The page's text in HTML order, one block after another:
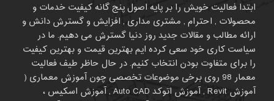
ابتدا فعالیت خویش را بر پایه اصول پنج گانه کیفیت خدمات و
محصولات , احترام , مشتری مداری , افزایش و گسترش دانش و
ارائه مطالب و مقالات جدید روز دنیا گسترش می دهیم. ما در
سیاست کاری خود سعی کرده ایم بهترین قیمت و بهترین کیفیت
را برای متفاوت بودن انتخاب کنیم. در حال حاظر طیف فعالیت
معمار 98 روی برخی موضوعات تخصصی چون آموزش معماری (
آموزش Revit , آموزش اتوکد Auto CAD , آموزش اسکیس ،